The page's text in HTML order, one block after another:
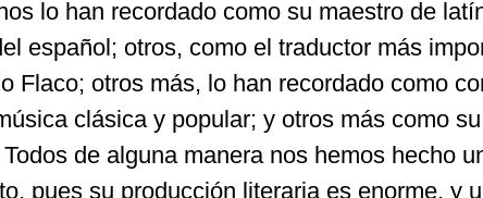
lo han recordado como su maestro de
español; otros, como el traductor más
Flaco; otros más, lo han recordado como
clásica y popular; y otros más como
de alguna manera nos hemos hecho
pues su producción literaria es enorme, y